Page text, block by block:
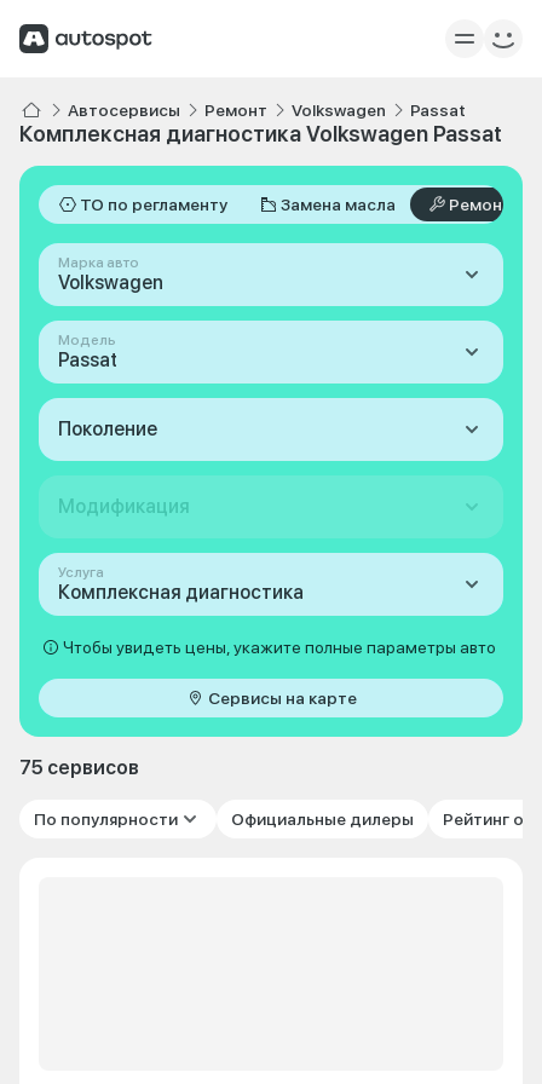
Автосервисы Ремонт Volkswagen Passat
Комплексная диагностика Volkswagen Passat
ТО по регламенту Замена масла Ремонт
Марка авто
Volkswagen
Модель
Passat
Поколение
Модификация
Услуга
Комплексная диагностика
Чтобы увидеть цены, укажите полные параметры авто
Сервисы на карте
75 сервисов
По популярности Официальные дилеры Рейтинг